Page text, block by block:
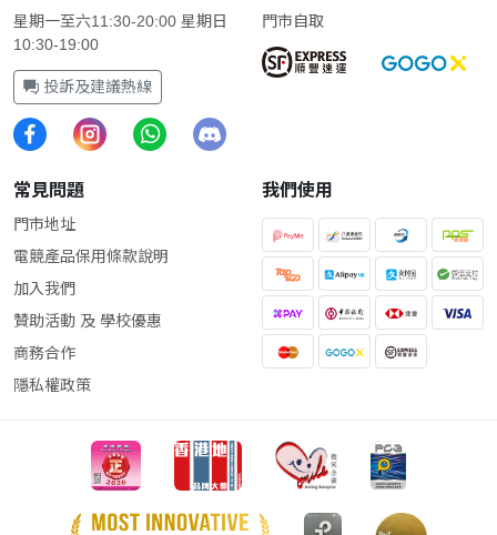
星期一至六11:30-20:00 星期日
10:30-19:00
投訴及建議熱線
門市自取
常見問題
門市地址
電競產品保用條款說明
加入我們
贊助活動 及 學校優惠
商務合作
隱私權政策
我們使用